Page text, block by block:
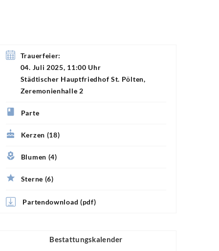
Trauerfeier:
04. Juli 2025, 11:00 Uhr
Städtischer Hauptfriedhof St. Pölten,
Zeremonienhalle 2
Parte
Kerzen (18)
Blumen (4)
Sterne (6)
Partendownload (pdf)
Bestattungskalender